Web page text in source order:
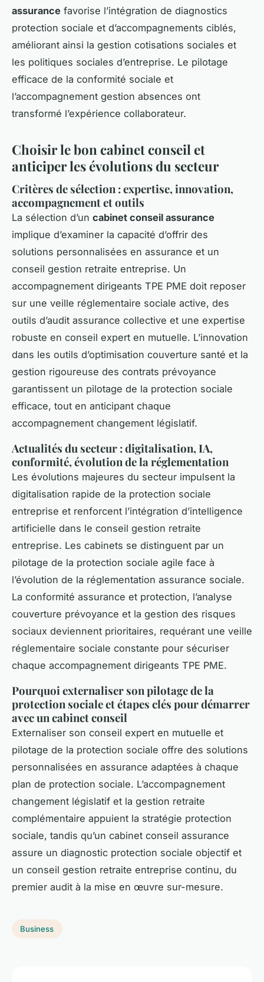
assurance favorise l’intégration de diagnostics
protection sociale et d’accompagnements ciblés,
améliorant ainsi la gestion cotisations sociales et
les politiques sociales d’entreprise. Le pilotage
efficace de la conformité sociale et
l’accompagnement gestion absences ont
transformé l’expérience collaborateur.
Choisir le bon cabinet conseil et
anticiper les évolutions du secteur
Critères de sélection : expertise, innovation,
accompagnement et outils
La sélection d’un cabinet conseil assurance
implique d’examiner la capacité d’offrir des
solutions personnalisées en assurance et un
conseil gestion retraite entreprise. Un
accompagnement dirigeants TPE PME doit reposer
sur une veille réglementaire sociale active, des
outils d’audit assurance collective et une expertise
robuste en conseil expert en mutuelle. L’innovation
dans les outils d’optimisation couverture santé et la
gestion rigoureuse des contrats prévoyance
garantissent un pilotage de la protection sociale
efficace, tout en anticipant chaque
accompagnement changement législatif.
Actualités du secteur : digitalisation, IA,
conformité, évolution de la réglementation
Les évolutions majeures du secteur impulsent la
digitalisation rapide de la protection sociale
entreprise et renforcent l’intégration d’intelligence
artificielle dans le conseil gestion retraite
entreprise. Les cabinets se distinguent par un
pilotage de la protection sociale agile face à
l’évolution de la réglementation assurance sociale.
La conformité assurance et protection, l’analyse
couverture prévoyance et la gestion des risques
sociaux deviennent prioritaires, requérant une veille
réglementaire sociale constante pour sécuriser
chaque accompagnement dirigeants TPE PME.
Pourquoi externaliser son pilotage de la
protection sociale et étapes clés pour démarrer
avec un cabinet conseil
Externaliser son conseil expert en mutuelle et
pilotage de la protection sociale offre des solutions
personnalisées en assurance adaptées à chaque
plan de protection sociale. L’accompagnement
changement législatif et la gestion retraite
complémentaire appuient la stratégie protection
sociale, tandis qu’un cabinet conseil assurance
assure un diagnostic protection sociale objectif et
un conseil gestion retraite entreprise continu, du
premier audit à la mise en œuvre sur-mesure.
Business